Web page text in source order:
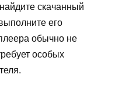
скачанный
его
обычно не
особых